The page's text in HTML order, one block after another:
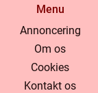
Menu
Annoncering
Om os
Cookies
Kontakt os